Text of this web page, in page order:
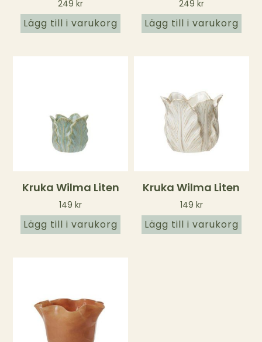
249kr
Lägg till i varukorg
249 kr
Lägg till i varukorg
Kruka Wilma Liten
149kr
Lägg till i varukorg
Kruka Wilma Liten
149 kr
Lägg till i varukorg